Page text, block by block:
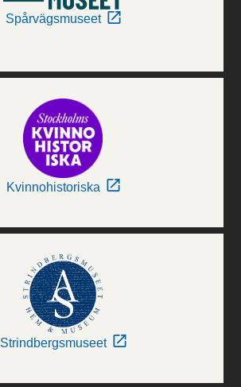
Spårvägsmuseet
Kvinnohistoriska
Strindbergsmuseet